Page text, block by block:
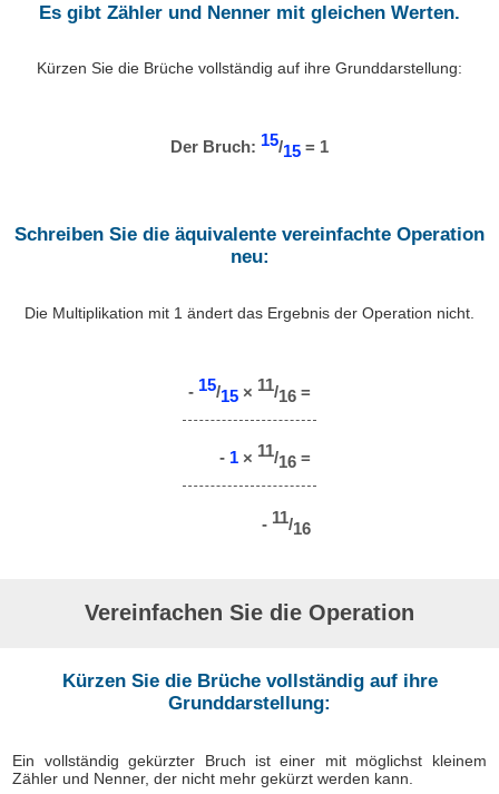
Es gibt Zähler und Nenner mit gleichen Werten.
Kürzen Sie die Brüche vollständig auf ihre Grunddarstellung:
Der Bruch: 15/15 = 1
Schreiben Sie die äquivalente vereinfachte Operation
neu:
Die Multiplikation mit 1 ändert das Ergebnis der Operation nicht.
- 15/15 × 11/16 =
- 1 × 11/16 =
- 11/16
Vereinfachen Sie die Operation
Kürzen Sie die Brüche vollständig auf ihre
Grunddarstellung:
Ein vollständig gekürzter Bruch ist einer mit möglichst kleinem
Zähler und Nenner, der nicht mehr gekürzt werden kann.